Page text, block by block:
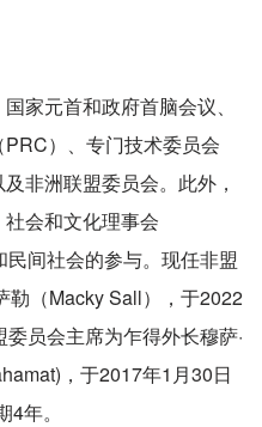
家元首和政府首脑会议、
）、专门技术委员会
非洲联盟委员会。此外，
会和文化理事会
民间社会的参与。现任非盟
勒（Macky Sall），于2022
员会主席为乍得外长穆萨·
，于2017年1月30日
年。